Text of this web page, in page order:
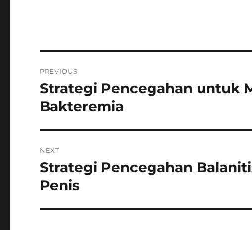
pos
PREVIOUS
Previous
post:
Strategi Pencegahan untuk
Bakteremia
NEXT
Next
post:
Strategi Pencegahan
Penis